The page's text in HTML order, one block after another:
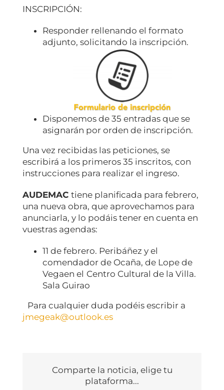
INSCRIPCIÓN:
Responder rellenando el formato
adjunto, solicitando la inscripción.
Disponemos de 35 entradas que se
asignarán por orden de inscripción.
Una vez recibidas las peticiones, se
escribirá a los primeros 35 inscritos, con
instrucciones para realizar el ingreso.
AUDEMAC tiene planificada para febrero,
una nueva obra, que aprovechamos para
anunciarla, y lo podáis tener en cuenta en
vuestras agendas:
11 de febrero. Peribáñez y el
comendador de Ocaña, de Lope de
Vegaen el Centro Cultural de la Villa.
Sala Guirao
Para cualquier duda podéis escribir a
jmegeak@outlook.es
Comparte la noticia, elige tu
plataforma...